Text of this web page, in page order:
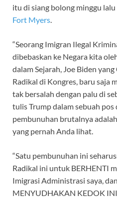
itu di siang bolong minggu
Fort Myers
“Seorang Imigran Ilegal
dibebaskan ke Negara kita
dalam Sejarah, Joe Biden
Radikal di Kongres, baru saja
tak bersalah dengan palu di
tulis Trump dalam sebuah pos
pembunuhan brutalnya
yang pernah Anda lihat.
“Satu pembunuhan ini
Radikal ini untuk BERHENTI
Imigrasi Administrasi saya,
MENYUDHAKAN KEDOK